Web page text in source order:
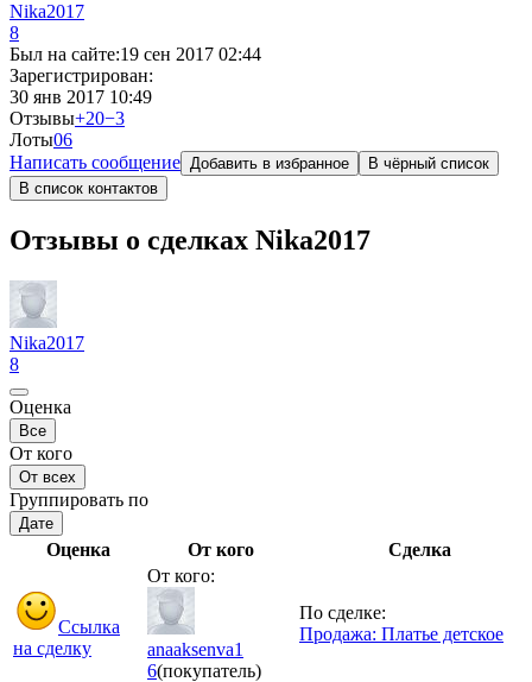
Nika2017
8
Был на сайте:19 сен 2017 02:44
Зарегистрирован:
30 янв 2017 10:49
Отзывы+20−3
Лоты06
Написать сообщение Добавить в избранное
В чёрный список
В список контактов
Отзывы о сделках Nika2017
Nika2017
8
Оценка
Все
От кого
От всех
Группировать по
Дате
Оценка От кого Сделка
Ссылка
на сделку
От кого:
anaaksenva1
6(покупатель)
По сделке:
Продажа: Платье детское